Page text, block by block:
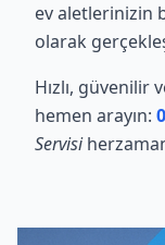
ev aletlerinizin
olarak
Hızlı, güvenilir
hemen arayın:
Servisi